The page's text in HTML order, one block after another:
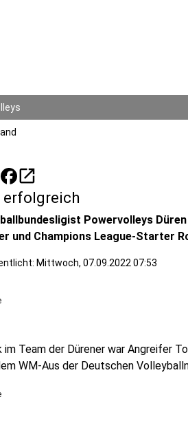
open_in_new
erfolgreich
Powervolleys
und Champions League-Starter
Mittwoch, 07.09.2022 07:53
im Team der Dürener war Angreifer
WM-Aus der Deutschen